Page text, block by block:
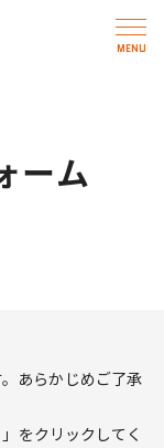
ーム
あらかじめご了承
をクリックしてく